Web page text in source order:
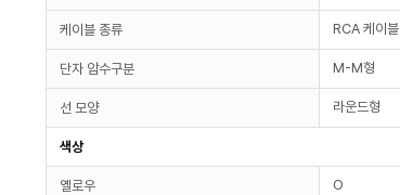
케이블 종류 RCA 케이블
단자 암수구분 M-M형
선 모양 라운드형
색상
옐로우 O